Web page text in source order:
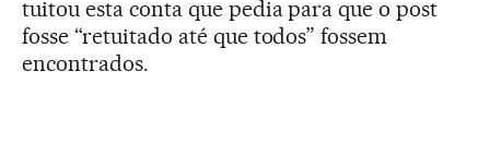
tuitou esta conta que pedia para que o post
fosse “retuitado até que todos” fossem
encontrados.